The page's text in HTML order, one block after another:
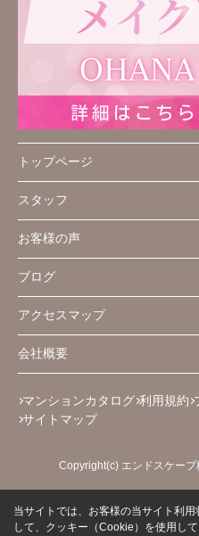
トップページ
スタッフ
お客様の声
ブログ
アクセスマップ
会社概要
マンションカタログ 利用規約
サイトマップ
Copyright(c) エンドスケー
当サイトでは、お客様の当サイト利
して、クッキー（Cookie）を使用して